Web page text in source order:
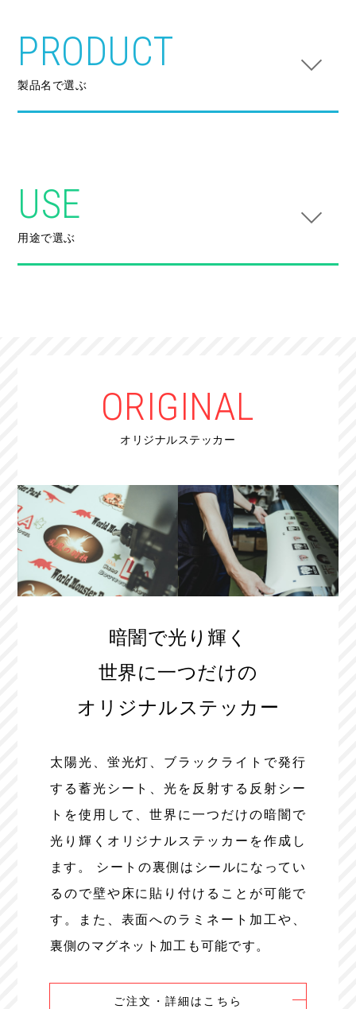
PRODUCT
製品名で選ぶ
USE
用途で選ぶ
ORIGINAL
オリジナルステッカー
暗闇で光り輝く
世界に一つだけの
オリジナルステッカー
太陽光、蛍光灯、ブラックライトで発行
する蓄光シート、光を反射する反射シー
トを使用して、世界に一つだけの暗闇で
光り輝くオリジナルステッカーを作成し
ます。 シートの裏側はシールになってい
るので壁や床に貼り付けることが可能で
す。また、表面へのラミネート加工や、
裏側のマグネット加工も可能です。
ご注文・詳細はこちら